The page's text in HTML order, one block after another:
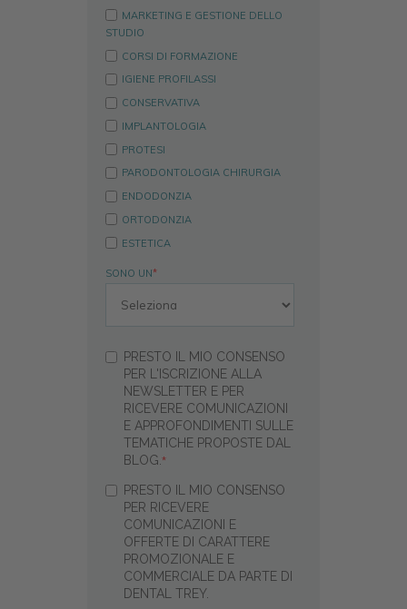
MARKETING E GESTIONE DELLO
STUDIO
CORSI DI FORMAZIONE
IGIENE PROFILASSI
CONSERVATIVA
IMPLANTOLOGIA
PROTESI
PARODONTOLOGIA CHIRURGIA
ENDODONZIA
ORTODONZIA
ESTETICA
SONO UN*
PRESTO IL MIO CONSENSO
PER L'ISCRIZIONE ALLA
NEWSLETTER E PER
RICEVERE COMUNICAZIONI
E APPROFONDIMENTI SULLE
TEMATICHE PROPOSTE DAL
BLOG. *
PRESTO IL MIO CONSENSO
PER RICEVERE
COMUNICAZIONI E
OFFERTE DI CARATTERE
PROMOZIONALE E
COMMERCIALE DA PARTE DI
DENTAL TREY.